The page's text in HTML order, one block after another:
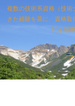
複数の技術系資格（技術
きた経験を基に、資格
託を活